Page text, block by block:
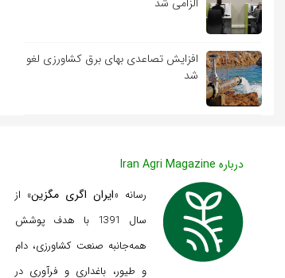
افزایش تصاعدی بهای برق کشاورزی لغو
شد
درباره Iran Agri Magazine
رسانه «ایران اگری مگزین» از
سال 1391 با هدف پوشش
همه‌جانبه صنعت کشاورزی، دام
و طیور، باغداری و فرآوری در